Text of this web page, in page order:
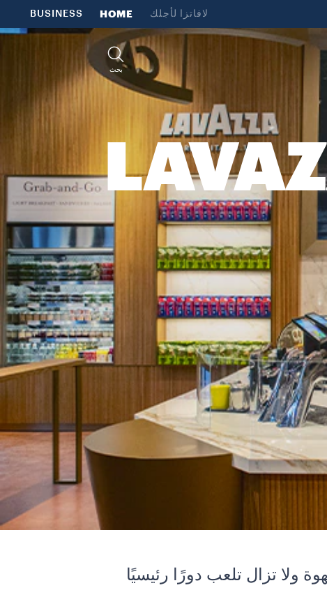
لافاتزا لأجلك HOME
BUSINESS
بحث
ولا تزال تلعب دورًا رئيسيًا